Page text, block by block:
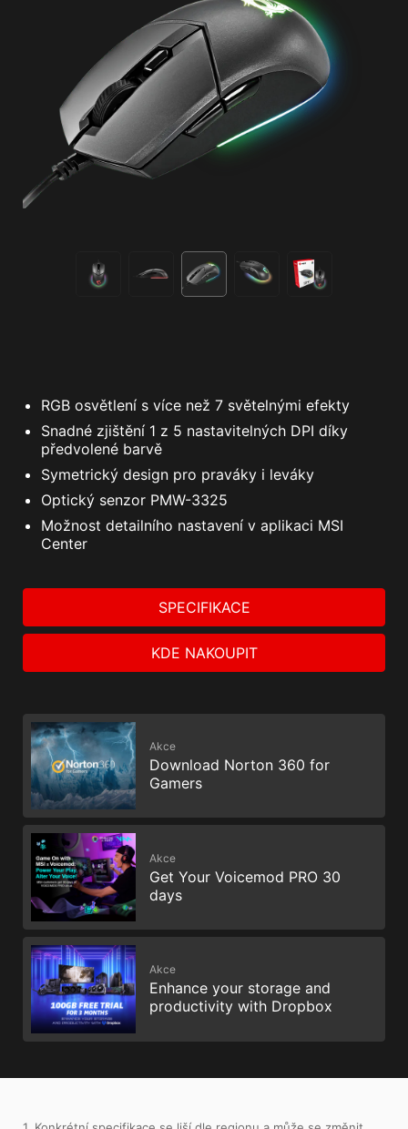
RGB osvětlení s více než 7 světelnými efekty
Snadné zjištění 1 z 5 nastavitelných DPI díky
předvolené barvě
Symetrický design pro praváky i leváky
Optický senzor PMW-3325
Možnost detailního nastavení v aplikaci MSI
Center
SPECIFIKACE
KDE NAKOUPIT
Akce
Download Norton 360 for
Gamers
Akce
Get Your Voicemod PRO 30
days
Akce
Enhance your storage and
productivity with Dropbox